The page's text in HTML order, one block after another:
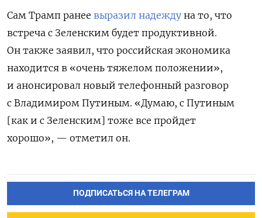
Сам Трамп ранее выразил надежду на то, что
встреча с Зеленским будет продуктивной.
Он также заявил, что российская экономика
находится в «очень тяжелом положении»,
и анонсировал новый телефонный разговор
с Владимиром Путиным. «Думаю, с Путиным
[как и с Зеленским] тоже все пройдет
хорошо», — отметил он.
ПОДПИСАТЬСЯ НА ТЕЛЕГРАМ